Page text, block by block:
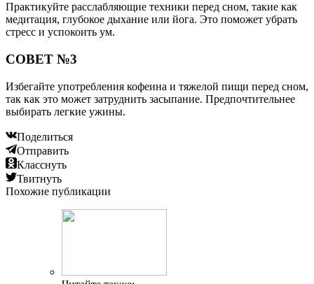
Практикуйте расслабляющие техники перед сном, такие как
медитация, глубокое дыхание или йога. Это поможет убрать
стресс и успокоить ум.
СОВЕТ №3
Избегайте употребления кофеина и тяжелой пищи перед сном,
так как это может затруднить засыпание. Предпочтительнее
выбирать легкие ужины.
Поделиться
Отправить
Класснуть
Твитнуть
Похожие публикации